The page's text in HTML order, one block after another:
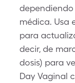
médica. Usa
para
decir, de
dosis) para
Day Vaginal